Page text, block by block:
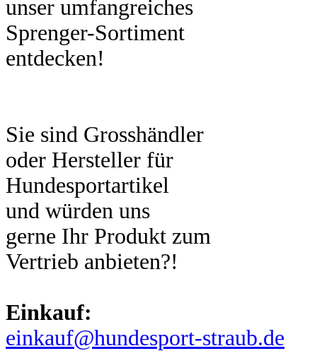
unser umfangreiches
Sprenger-Sortiment
entdecken!
Sie sind Grosshändler
oder Hersteller für
Hundesportartikel
und würden uns
gerne Ihr Produkt zum
Vertrieb anbieten?!
Einkauf:
einkauf@hundesport-straub.de